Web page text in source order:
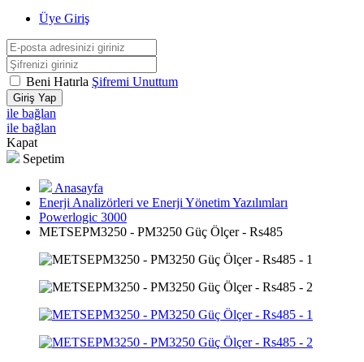
Üye Giriş
Beni Hatırla Şifremi Unuttum
Giriş Yap
ile bağlan
ile bağlan
Kapat
Sepetim
Anasayfa
Enerji Analizörleri ve Enerji Yönetim Yazılımları
Powerlogic 3000
METSEPM3250 - PM3250 Güç Ölçer - Rs485